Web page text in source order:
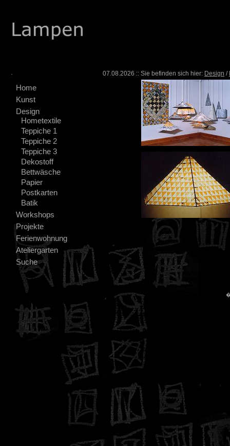
Home
Kunst
Design
Hometextile
Teppiche 1
Teppiche 2
Teppiche 3
Dekostoff
Bettwäsche
Papier
Postkarten
Batik
Workshops
Projekte
Ferienwohnung
Ateliergarten
Suche
07.08.2026 :: Sie befinden sich hier: Design /
�